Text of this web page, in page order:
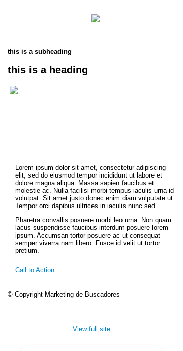
this is a subheading
this is a heading
Lorem ipsum dolor sit amet, consectetur adipiscing
elit, sed do eiusmod tempor incididunt ut labore et
dolore magna aliqua. Massa sapien faucibus et
molestie ac. Nulla facilisi morbi tempus iaculis urna id
volutpat. Sit amet justo donec enim diam vulputate ut.
Tempor orci dapibus ultrices in iaculis nunc sed.
Pharetra convallis posuere morbi leo urna. Non quam
lacus suspendisse faucibus interdum posuere lorem
ipsum. Accumsan tortor posuere ac ut consequat
semper viverra nam libero. Fusce id velit ut tortor
pretium.
Call to Action
© Copyright Marketing de Buscadores
View full site